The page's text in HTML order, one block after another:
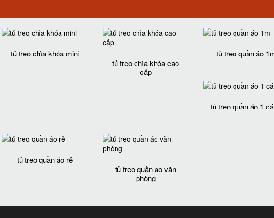
tủ treo chìa khóa mini
tủ treo chìa khóa cao
cấp
tủ treo quần áo
tủ treo quần áo 1
tủ treo quần áo rẻ
tủ treo quần áo văn
phòng